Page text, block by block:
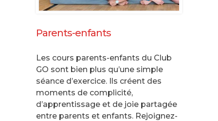
Parents-enfants
Les cours parents-enfants du Club
GO sont bien plus qu’une simple
séance d’exercice. Ils créent des
moments de complicité,
d’apprentissage et de joie partagée
entre parents et enfants. Rejoignez-